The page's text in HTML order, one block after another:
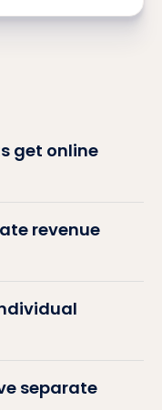
get online
revenue
separate